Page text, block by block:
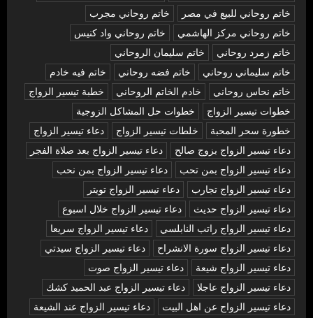
خاتم روحاني للبيع في مصر
خاتم روحاني مجرب
خاتم روحاني مركز الهاشمي
خاتم روحاني واد كنيس
خاتم زمرد روحاني
خاتم سليمان الروحاني
خاتم سليماني روحاني
خاتم فضه روحاني
خاتم فيه خادم
خاتم نحاس روحاني
خادم الخاتم الروحاني
خطبة تيسير الزواج
خطوات تيسير الزواج
خطوات حل المشاكل الزوجية
خطورة سحر المحبة
خلطات تيسير الزواج
دعاء تيسير الزواج
دعاء تيسير الزواج بزوج صالح
دعاء تيسير الزواج بعد صلاة الفجر
دعاء تيسير الزواج بمن تحب
دعاء تيسير الزواج بمن نحب
دعاء تيسير الزواج تجارب
دعاء تيسير الزواج تويتر
دعاء تيسير الزواج حديث
دعاء تيسير الزواج خلال اسبوع
دعاء تيسير الزواج راتب النابلسي
دعاء تيسير الزواج سريعا
دعاء تيسير الزواج سورة الانشراح
دعاء تيسير الزواج سيدتي
دعاء تيسير الزواج شيعة
دعاء تيسير الزواج صوت
دعاء تيسير الزواج عاجلا
دعاء تيسير الزواج عبد الحميد كشك
دعاء تيسير الزواج عن اهل البيت
دعاء تيسير الزواج عند الشيعة